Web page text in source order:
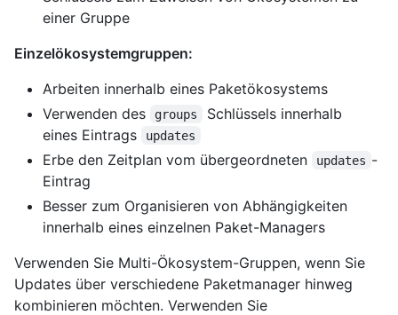
einer Gruppe
Einzelökosystemgruppen:
Arbeiten innerhalb eines Paketökosystems
Verwenden des
groups
Schlüssels innerhalb
eines Eintrags
updates
Erbe den Zeitplan vom übergeordneten updates -
Eintrag
Besser zum Organisieren von Abhängigkeiten
innerhalb eines einzelnen Paket-Managers
Verwenden Sie Multi-Ökosystem-Gruppen, wenn Sie
Updates über verschiedene Paketmanager hinweg
kombinieren möchten. Verwenden Sie